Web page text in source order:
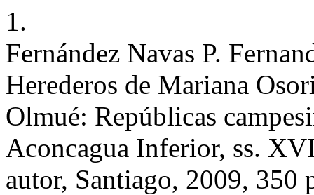
1.
Fernández Navas P.
Herederos de Mariana
Olmué: Repúblicas
Aconcagua Inferior, ss.
autor, Santiago, 2009,